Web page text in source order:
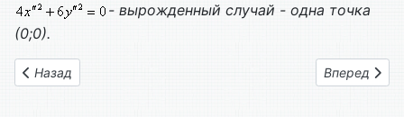
- вырожденный случай - одна точка
(0;0).
Предыдущий: Вариант контрольной работы 07
Назад Следующий:
Вперед